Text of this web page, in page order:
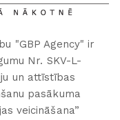
"GBP Agency" ir
Nr. SKV-L-
un attīstības
pasākuma
veicināšana”